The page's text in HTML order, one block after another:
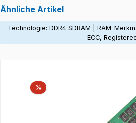
Ähnliche Artikel
Technologie: DDR4 SDRAM | RAM-
ECC,
%Rabatt